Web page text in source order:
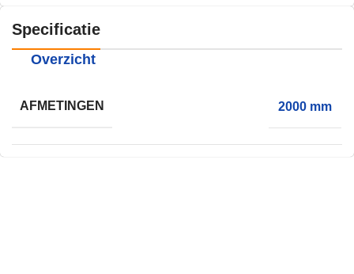
Specificatie
Overzicht
AFMETINGEN 2000 mm